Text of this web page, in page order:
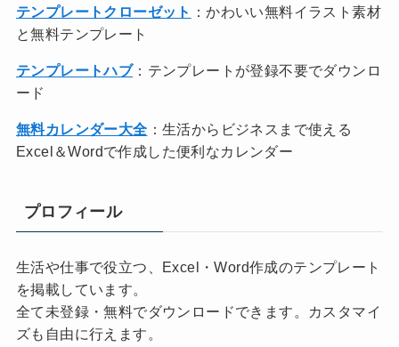
テンプレートクローゼット
：かわいい無料イラスト素材
と無料テンプレート
テンプレートハブ：テンプレートが登録不要でダウンロ
ード
無料カレンダー大全 ：生活からビジネスまで使える
Excel＆Wordで作成した便利なカレンダー
プロフィール
生活や仕事で役立つ、Excel・Word作成のテンプレート
を掲載しています。
全て未登録・無料でダウンロードできます。カスタマイ
ズも自由に行えます。